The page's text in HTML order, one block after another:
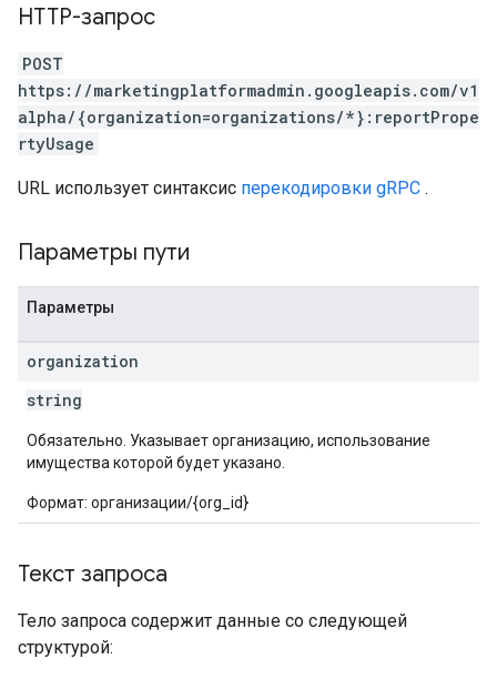
HTTP-запрос
POST
https://marketingplatformadmin.googleapis.com/v1
alpha/{organization=organizations/*}:reportPrope
rtyUsage
URL использует синтаксис перекодировки gRPC .
Параметры пути
Параметры
organization
string
Обязательно. Указывает организацию, использование
имущества которой будет указано.
Формат: организации/{org_id}
Текст запроса
Тело запроса содержит данные со следующей
структурой: